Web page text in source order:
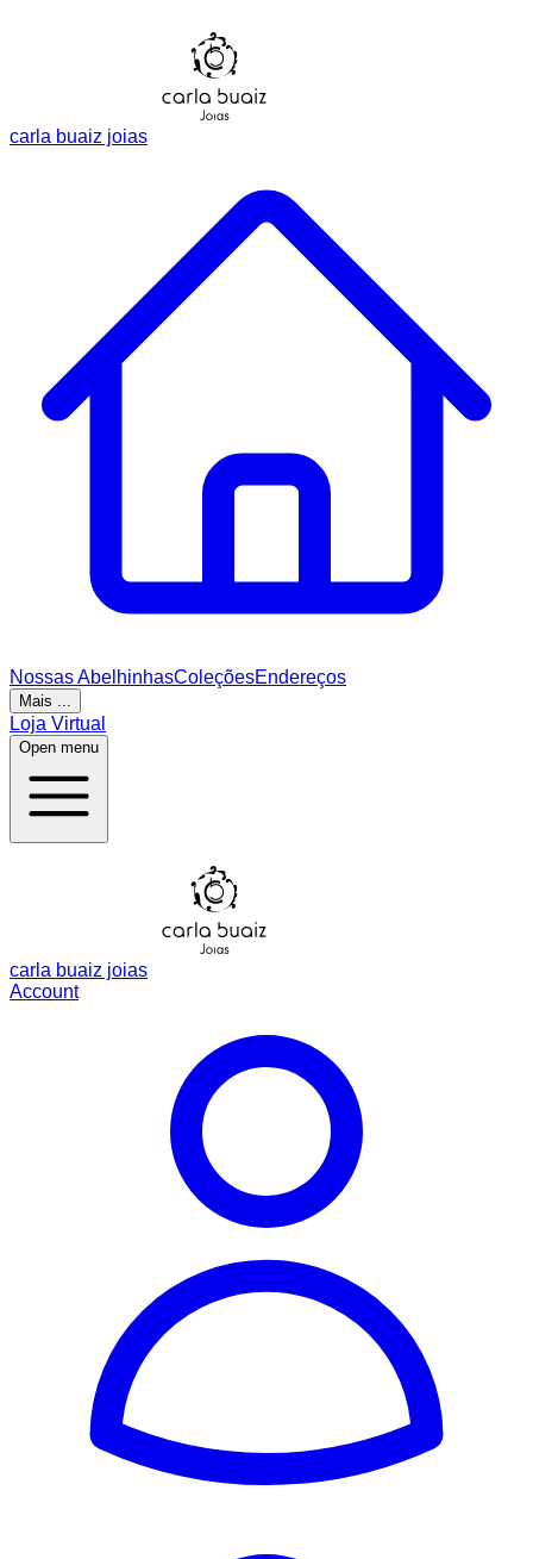
carla buaiz joias
Nossas AbelhinhasColeçõesEndereços
Mais ...
Loja Virtual
Open menu
carla buaiz joias
Account